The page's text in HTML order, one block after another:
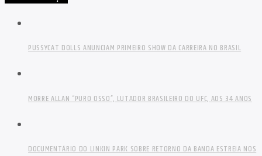
PUSSYCAT DOLLS ANUNCIAM PRIMEIRO SHOW DA CARREIRA NO BRASIL
MORRE ALLAN “PURO OSSO”, LUTADOR BRASILEIRO DO UFC, AOS 34 ANOS
DOCUMENTÁRIO DO LINKIN PARK SOBRE RETORNO DA BANDA ESTREIA NOS